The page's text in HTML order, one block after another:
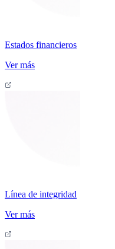
Estados financieros
Ver más
Línea de integridad
Ver más